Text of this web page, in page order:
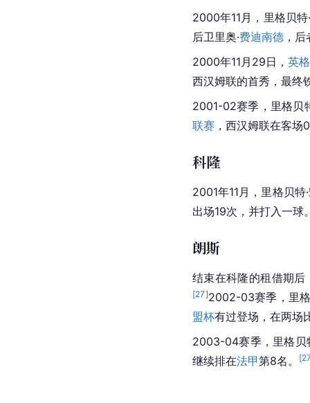
2000年11月，里格贝特
后卫里奥·费迪南德 ，
2000年11月29日，英
西汉姆联的首秀，最终
2001-02赛季，里格贝
联赛 ， 西汉姆联在客场
科隆
2001年11月，里格贝
出场19次，并打入一球
朗斯
结束在科隆的租借期后
[27]2002-03赛季，里
盟杯有过登场，在两场
2003-04赛季，里格贝
继续排在法甲第8名。 [